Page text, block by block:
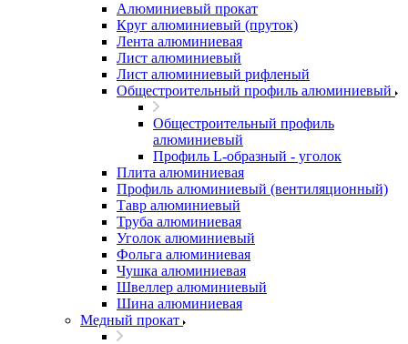
Алюминиевый прокат
Круг алюминиевый (пруток)
Лента алюминиевая
Лист алюминиевый
Лист алюминиевый рифленый
Общестроительный профиль алюминиевый
Общестроительный профиль
алюминиевый
Профиль L-образный - уголок
Плита алюминиевая
Профиль алюминиевый (вентиляционный)
Тавр алюминиевый
Труба алюминиевая
Уголок алюминиевый
Фольга алюминиевая
Чушка алюминиевая
Швеллер алюминиевый
Шина алюминиевая
Медный прокат